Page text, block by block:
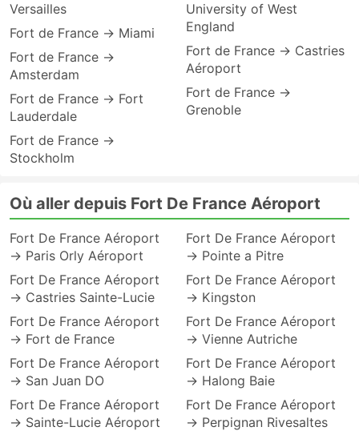
Versailles
Fort de France → Miami
Fort de France →
Amsterdam
Fort de France → Fort
Lauderdale
Fort de France →
Stockholm
University of West
England
Fort de France → Castries
Aéroport
Fort de France →
Grenoble
Où aller depuis Fort De France Aéroport
Fort De France Aéroport
→ Paris Orly Aéroport
Fort De France Aéroport
→ Castries Sainte-Lucie
Fort De France Aéroport
→ Fort de France
Fort De France Aéroport
→ San Juan DO
Fort De France Aéroport
→ Sainte-Lucie Aéroport
Fort De France Aéroport
→ Pointe a Pitre
Fort De France Aéroport
→ Kingston
Fort De France Aéroport
→ Vienne Autriche
Fort De France Aéroport
→ Halong Baie
Fort De France Aéroport
→ Perpignan Rivesaltes